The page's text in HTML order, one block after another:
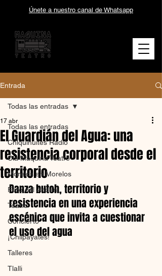
Únete a nuestro canal de Whatsapp
Entrada
Todas las entradas
Chiquihuites Radio
Cía Máquina Teatro
Morelos en Morelos
Foro del Andén
Teatro
Concierto
¡Chilpayates!
Talleres
Tlalli
Todas las entradas
El Guardián del Agua: una
resistencia corporal desde el
territorio
17 abr
Danza butoh, territorio y
resistencia en una experiencia
escénica que invita a cuestionar
el uso del agua